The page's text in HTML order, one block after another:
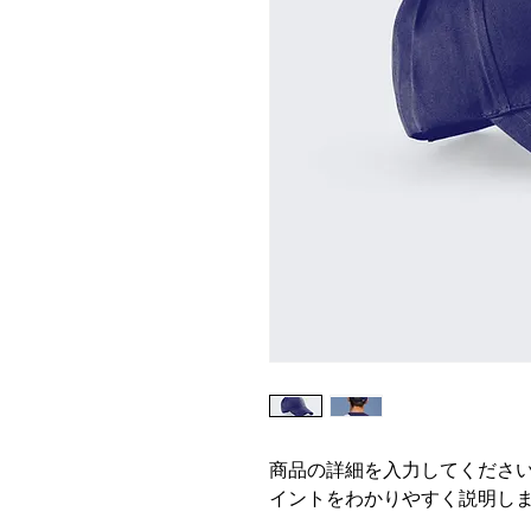
商品の詳細を入力してくださ
イントをわかりやすく説明し